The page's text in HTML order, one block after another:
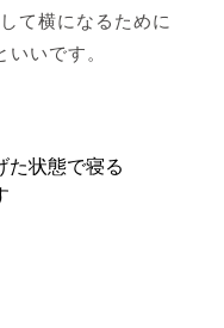
て横になるために
いです。
た状態で寝る